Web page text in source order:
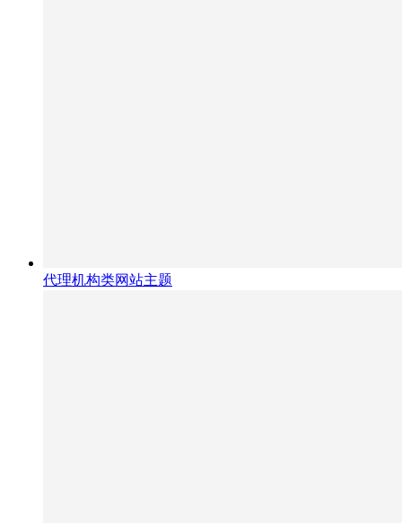
代理机构类网站主题